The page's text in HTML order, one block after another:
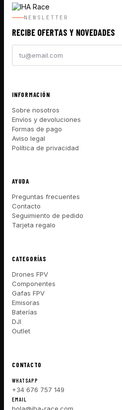
NEWSLETTER
RECIBE OFERTAS Y NOVEDADES
INFORMACIÓN
Sobre nosotros
Envíos y devoluciones
Formas de pago
Aviso legal
Política de privacidad
AYUDA
Preguntas frecuentes
Contacto
Seguimiento de pedido
Tarjeta regalo
CATEGORÍAS
Drones FPV
Componentes
Gafas FPV
Emisoras
Baterías
DJI
Outlet
CONTACTO
WHATSAPP
+34 676 757 149
EMAIL